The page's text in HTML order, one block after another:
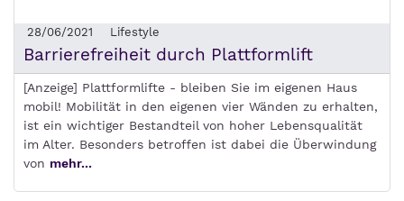
28/06/2021 Lifestyle
Barrierefreiheit durch Plattformlift
[Anzeige] Plattformlifte - bleiben Sie im eigenen Haus
mobil! Mobilität in den eigenen vier Wänden zu erhalten,
ist ein wichtiger Bestandteil von hoher Lebensqualität
im Alter. Besonders betroffen ist dabei die Überwindung
von mehr...